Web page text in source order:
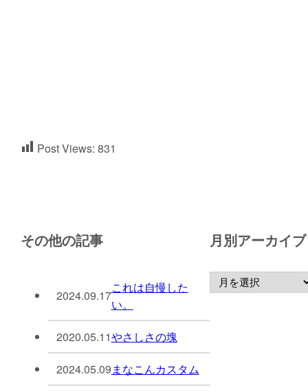
Post Views: 831
その他の記事
2024.09.17
これは自慢した
い。
2020.05.11やさしさの塊
2024.05.09まなこんカスタム
月別アーカイブ